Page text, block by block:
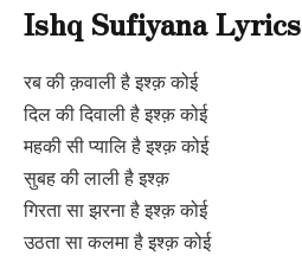
Ishq Sufiyana Lyrics
रब की क़वाली है इश्क़ कोई
दिल की दिवाली है इश्क़ कोई
महकी सी प्यालि है इश्क़ कोई
सुबह की लाली है इश्क़
गिरता सा झरना है इश्क़ कोई
उठता सा कलमा है इश्क़ कोई